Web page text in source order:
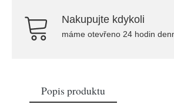
Nakupujte kdykoli
máme otevřeno 24 hodin
Popis produktu